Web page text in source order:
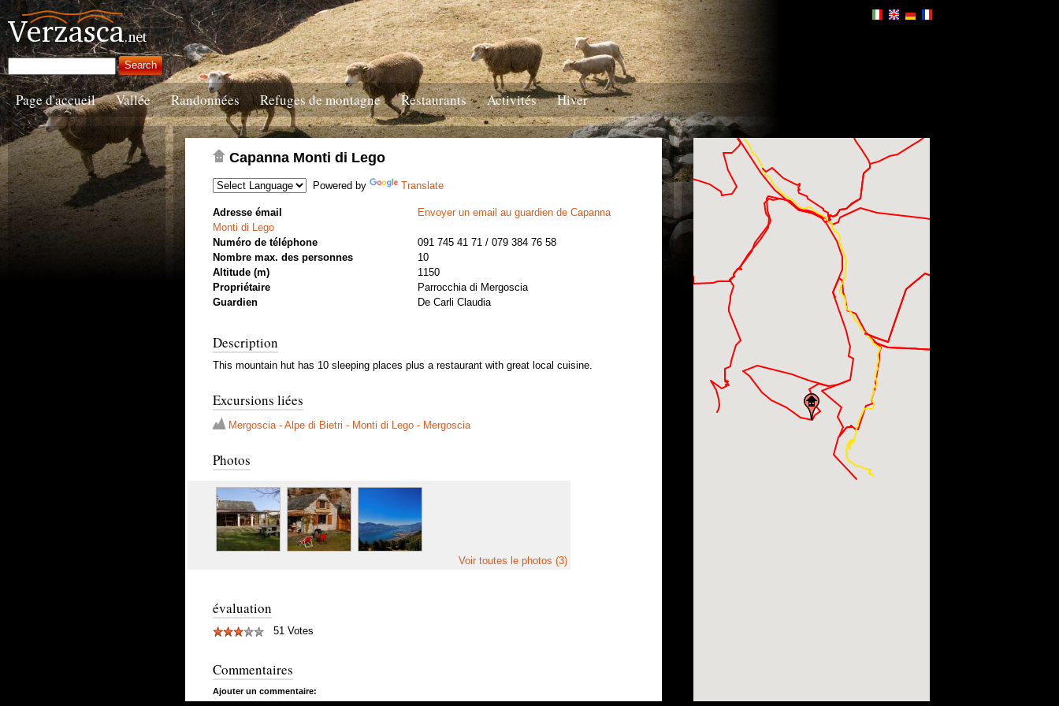
Page d'accueil Vallée Randonnées Refuges de montagne Restaurants Activités Hiver
Capanna Monti di Lego
Powered by Translate
Adresse émail
Envoyer un email au guardien de Capanna
Monti di Lego
Numéro de téléphone
091 745 41 71 / 079 384 76 58
Nombre max. des personnes
10
Altitude (m)
1150
Propriétaire
Parrocchia di Mergoscia
Guardien
De Carli Claudia
Description
This mountain hut has 10 sleeping places plus a restaurant with great local cuisine.
Excursions liées
Mergoscia - Alpe di Bietri - Monti di Lego - Mergoscia
Photos
Voir toutes le photos (3)
évaluation
51 Votes
Commentaires
Ajouter un commentaire: